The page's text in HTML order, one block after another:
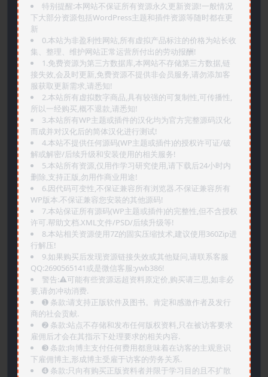
特别提醒:本网站不保证所有资源永久更新资源!一般情况
下大部分资源包括WordPress主题和插件资源等随时都在更
新
0.本站为非盈利性网站,所有虚拟产品标注的价格为站长收
集、整理、维护网站正常运营所付出的劳动报酬!
1.免费资源为第三方数据库,本网站不存储第三方数据,链
接失效,会及时更新,免费资源不提供非会员服务,请勿添加客
服获取更新需求,请悉知!
2.本站所有虚拟数字商品,具有较强的可复制性,可传播性,
所以一经购买,概不退款,请悉知!
3.本站所有WP主题或插件的汉化均为官方完整源码汉化
而成并对汉化后的简体汉化进行测试!
4.本站不提供任何源码(WP主题或插件)的授权许可证/破
解或解密/后续升级和安装使用的相关服务!
5.本站所有资源,仅用作学习研究使用,请下载后24小时内
删除,支持正版,勿用作商业用途!
6.因代码可变性,不保证兼容所有浏览器.不保证兼容所有
WP版本.不保证兼容您安装的其他源码!
7.本站保证所有源码(WP主题或插件)的完整性,但不含授权
许可.帮助文档.XML文件/PSD/后续升级等!
8.本站相关资源使用7Z的固实压缩技术,建议使用360Zip进
行解压!
9.如果购买后发现资源链接失效或其他疑问,请联系客服
QQ:2690565141或是微信客服:ywb386!
警告:⚠️可能有些资源远超资料原定价,购买请三思,如非必
要,请勿冲动消费.
➊️ 条款:请支持正版软件及图书。肯定和感激作者及发行
商的社会贡献.
➋️ 条款:站点不存储和发布任何版权资料,只在被访客要求
雇佣后才会在其指示下处理要求的相关内容.
➌️ 条款:向博主支付任何费用都意味着在访客的主观意识
下雇佣博主,形成博主受雇于访客的劳务关系.
➍️ 条款:只向有购买正版资料者并限于学习目的且不扩散